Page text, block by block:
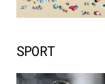
SPORT